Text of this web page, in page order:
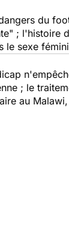
du
;
le sexe
; le
au